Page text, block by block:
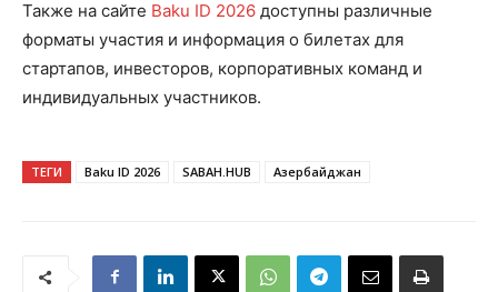
Также на сайте Baku ID 2026 доступны различные
форматы участия и информация о билетах для
стартапов, инвесторов, корпоративных команд и
индивидуальных участников.
ТЕГИ Baku ID 2026 SABAH.HUB Азербайджан